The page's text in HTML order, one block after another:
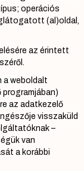
operációs
(al)oldal,
az érintett
a weboldalt
az adatkezelő
visszaküld
–
van
a korábbi